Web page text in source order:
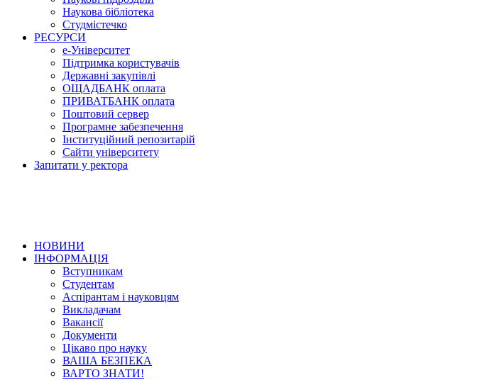
Наукова бібліотека
Студмістечко
РЕСУРСИ
е-Університет
Підтримка користувачів
Державні закупівлі
ОЩАДБАНК оплата
ПРИВАТБАНК оплата
Поштовий сервер
Програмне забезпечення
Інституційний репозитарій
Сайти університету
Запитати у ректора
НОВИНИ
ІНФОРМАЦІЯ
Вступникам
Студентам
Аспірантам і науковцям
Викладачам
Вакансії
Документи
Цікаво про науку
ВАША БЕЗПЕКА
ВАРТО ЗНАТИ!